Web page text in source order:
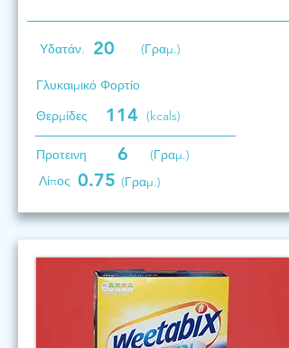
Υδατάν. 20 (Γραμ.)
Γλυκαιμικό Φορτίο
Θερμίδες
114 (kcals)
Προτεινη 6
(Γραμ.)
Λίπος 0.75 (Γραμ.)